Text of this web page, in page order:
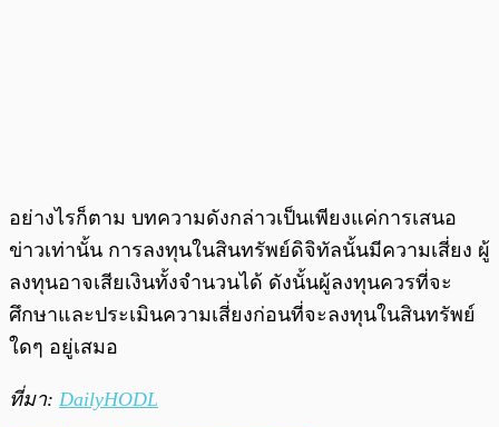
อย่างไรก็ตาม บทความดังกล่าวเป็นเพียงแค่การเสนอ
ข่าวเท่านั้น การลงทุนในสินทรัพย์ดิจิทัลนั้นมีความเสี่ยง ผู้
ลงทุนอาจเสียเงินทั้งจำนวนได้ ดังนั้นผู้ลงทุนควรที่จะ
ศึกษาและประเมินความเสี่ยงก่อนที่จะลงทุนในสินทรัพย์
ใดๆ อยู่เสมอ
ที่มา: DailyHODL